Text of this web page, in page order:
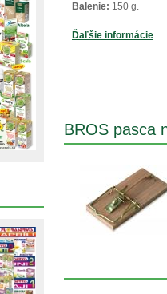
Balenie: 150 g.
Ďaľšie informácie
BROS pasca